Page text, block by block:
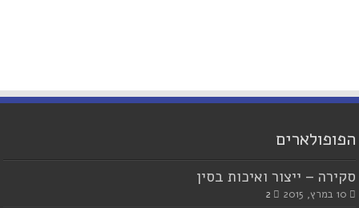
הפופולארים
סקירה – ייצור ואיכות בסין
10 במרץ, 2015 2